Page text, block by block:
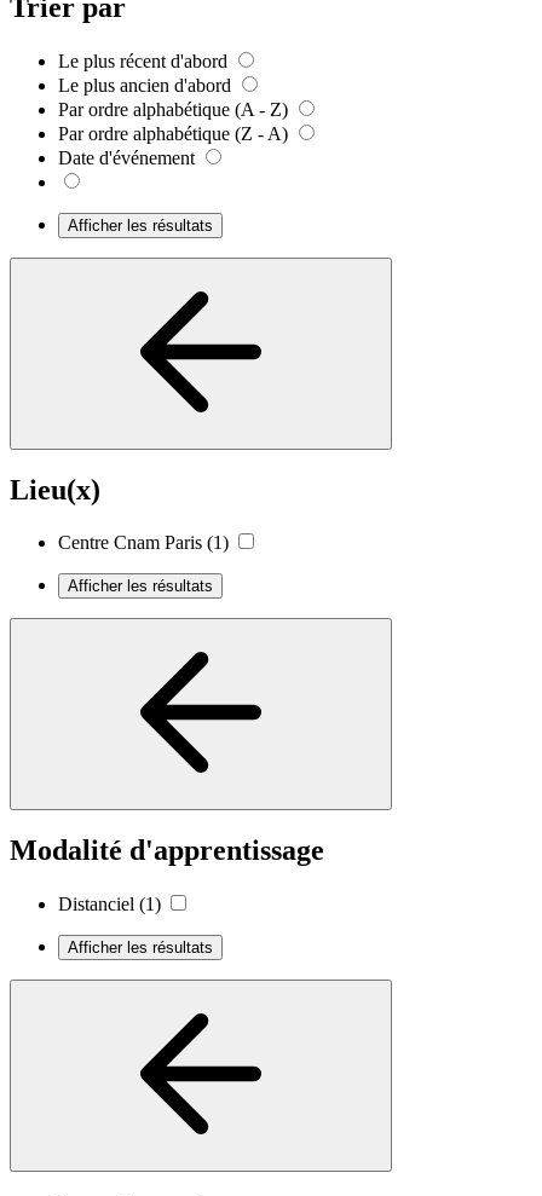
Trier par
Le plus récent d'abord
Le plus ancien d'abord
Par ordre alphabétique (A - Z)
Par ordre alphabétique (Z - A)
Date d'événement
Afficher les résultats
Lieu(x)
Centre Cnam Paris (1)
Afficher les résultats
Modalité d'apprentissage
Distanciel (1)
Afficher les résultats